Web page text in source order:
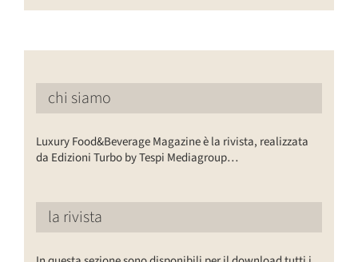
chi siamo
Luxury Food&Beverage Magazine è la rivista, realizzata
da Edizioni Turbo by Tespi Mediagroup…
la rivista